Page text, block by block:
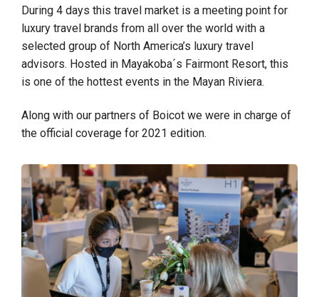
During 4 days this travel market is a meeting point for
luxury travel brands from all over the world with a
selected group of North America’s luxury travel
advisors. Hosted in Mayakoba´s Fairmont Resort, this
is one of the hottest events in the Mayan Riviera.
Along with our partners of Boicot we were in charge of
the official coverage for 2021 edition.